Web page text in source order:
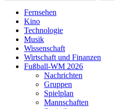
Fernsehen
Kino
Technologie
Musik
Wissenschaft
Wirtschaft und Finanzen
Fußball-WM 2026
Nachrichten
Gruppen
Spielplan
Mannschaften